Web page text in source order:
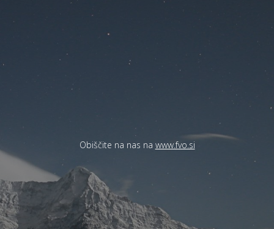
Obiščite na nas na www.fvo.si